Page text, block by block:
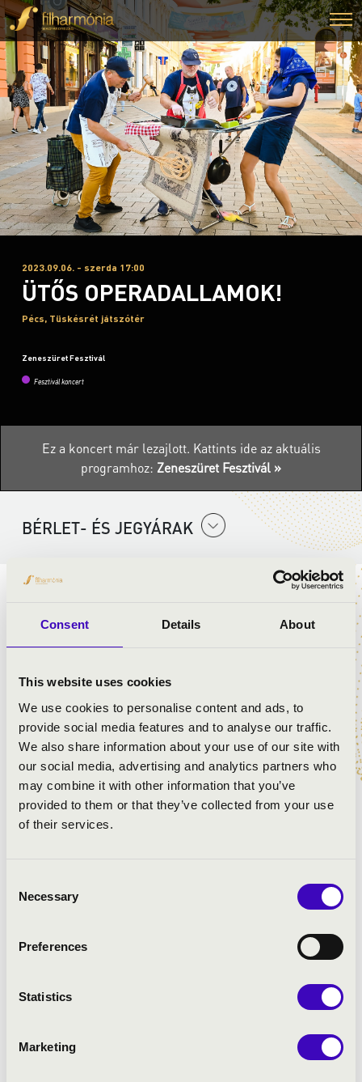
Consent Details About
This website uses cookies
We use cookies to personalise content and ads, to
provide social media features and to analyse our traffic.
We also share information about your use of our site with
our social media, advertising and analytics partners who
may combine it with other information that you’ve
provided to them or that they’ve collected from your use
of their services.
Selection
Necessary
Preferences
Statistics
Marketing
2023.09.06. - szerda 17:00
ÜTŐS OPERADALLAMOK!
Pécs, Tüskésrét játszótér
Zeneszüret Fesztivál
Fesztivál koncert
Ez a koncert már lezajlott. Kattints ide az aktuális
programhoz: Zeneszüret Fesztivál »
BÉRLET- ÉS JEGYÁRAK
Percussion Project-Pécs
Őri Eszter
Góth Tamás
Plecskó László
MŰSOR:
Zivkovic-Arr.: Percussion Project: Srpska Igra